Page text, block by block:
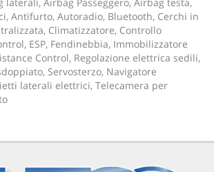
Antifurto, Autoradio, Bluetooth, Cerchi in
Climatizzatore, Controllo
ESP, Fendinebbia, Immobilizzatore
Control, Regolazione elettrica sedili,
Servosterzo, Navigatore
laterali elettrici, Telecamera per